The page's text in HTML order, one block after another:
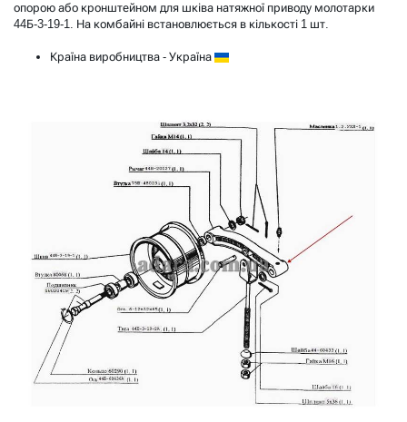
опорою або кронштейном для шківа натяжної приводу молотарки
44Б-3-19-1. На комбайні встановлюється в кількості 1 шт.
Країна виробництва - Україна